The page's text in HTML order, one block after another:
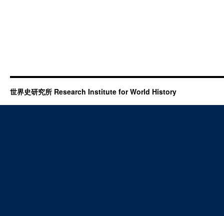
世界史研究所 Research Institute for World History